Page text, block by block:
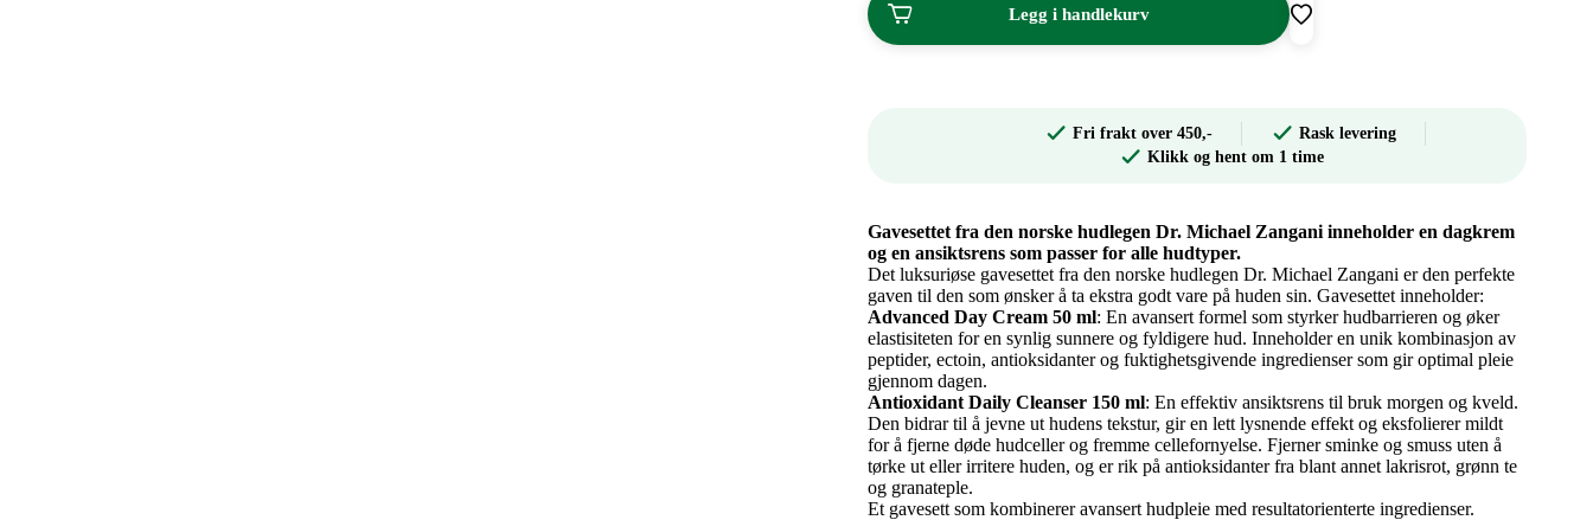
kroner.
Legg i handlekurv
Fri frakt over 450,-
Rask levering
Klikk og hent om 1 time
Gavesettet fra den norske hudlegen Dr. Michael Zangani inneholder en dagkrem
og en ansiktsrens som passer for alle hudtyper.
Det luksuriøse gavesettet fra den norske hudlegen Dr. Michael Zangani er den perfekte
gaven til den som ønsker å ta ekstra godt vare på huden sin. Gavesettet inneholder:
Advanced Day Cream 50 ml: En avansert formel som styrker hudbarrieren og øker
elastisiteten for en synlig sunnere og fyldigere hud. Inneholder en unik kombinasjon av
peptider, ectoin, antioksidanter og fuktighetsgivende ingredienser som gir optimal pleie
gjennom dagen.
Antioxidant Daily Cleanser 150 ml: En effektiv ansiktsrens til bruk morgen og kveld.
Den bidrar til å jevne ut hudens tekstur, gir en lett lysnende effekt og eksfolierer mildt
for å fjerne døde hudceller og fremme cellefornyelse. Fjerner sminke og smuss uten å
tørke ut eller irritere huden, og er rik på antioksidanter fra blant annet lakrisrot, grønn te
og granateple.
Et gavesett som kombinerer avansert hudpleie med resultatorienterte ingredienser.